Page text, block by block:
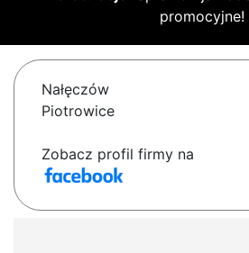
promocyjne!
Nałęczów
Piotrowice
Zobacz profil firmy na